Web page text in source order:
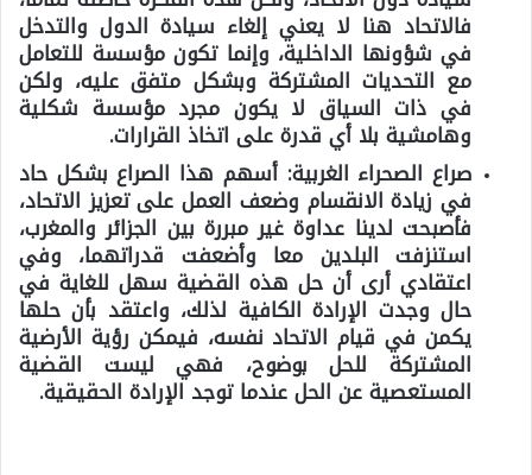
فالاتحاد هنا لا يعني إلغاء سيادة الدول والتدخل
في شؤونها الداخلية، وإنما تكون مؤسسة للتعامل
مع التحديات المشتركة وبشكل متفق عليه، ولكن
في ذات السياق لا يكون مجرد مؤسسة شكلية
وهامشية بلا أي قدرة على اتخاذ القرارات.
صراع الصحراء الغربية: أسهم هذا الصراع بشكل حاد
في زيادة الانقسام وضعف العمل على تعزيز الاتحاد،
فأصبحت لدينا عداوة غير مبررة بين الجزائر والمغرب،
استنزفت البلدين معا وأضعفت قدراتهما، وفي
اعتقادي أرى أن حل هذه القضية سهل للغاية في
حال وجدت الإرادة الكافية لذلك، واعتقد بأن حلها
يكمن في قيام الاتحاد نفسه، فيمكن رؤية الأرضية
المشتركة للحل بوضوح، فهي ليست القضية
المستعصية عن الحل عندما توجد الإرادة الحقيقية.